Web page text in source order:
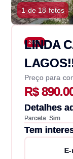
1 de 18 fotos
2692
LINDA
Preço para
R$
Detalhes
Parcela: Sim
Tem